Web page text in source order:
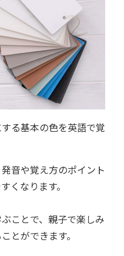
る基本の色を英語で覚
音や覚え方のポイント
くなります。
ことで、親子で楽しみ
とができます。